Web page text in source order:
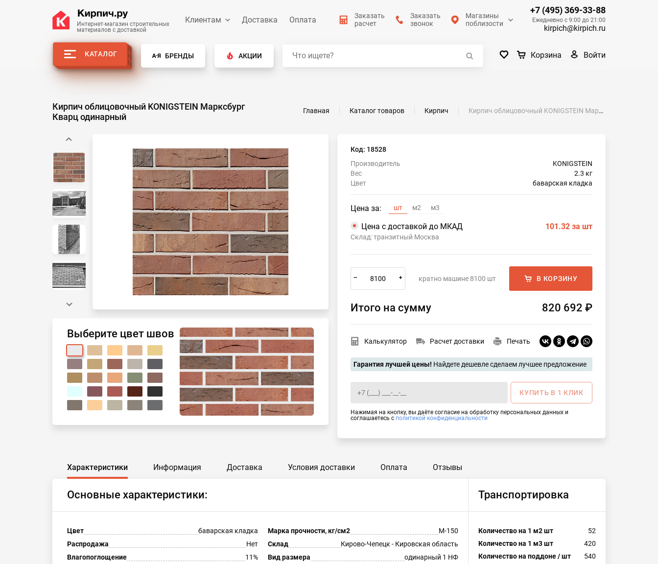
Интернет-магазин строительных
материалов с доставкой
Клиентам Доставка Оплата
Заказать
расчет
Заказать
звонок
Магазины
поблизости
+7 (495) 369-33-88
Ежедневно с 9:00 до 21:00
kirpich@kirpich.ru
КАТАЛОГ БРЕНДЫ АКЦИИ Корзина Войти
Кирпич облицовочный KONIGSTEIN Марксбург
Кварц одинарный
Главная Каталог товаров Кирпич Кирпич облицовочный KONIGSTEIN Марксбург Кварц одинарный
Выберите цвет швов
Код: 18528
Производитель
KONIGSTEIN
Вес
2.3 кг
Цвет
баварская кладка
Цена за: шт м2 м3
Цена с доставкой до МКАД 101.32 за шт
Склад: транзитный Москва
– + кратно машине 8100 шт В КОРЗИНУ
Итого на сумму 820 692 ₽
Калькулятор Расчет доставки Печать
Гарантия лучшей цены! Найдете дешевле сделаем лучшее предложение
КУПИТЬ В 1 КЛИК
Нажимая на кнопку, вы даёте согласие на обработку персональных данных и
соглашаетесь с политикой конфиденциальности
Характеристики Информация Доставка Условия доставки Оплата Отзывы
Основные характеристики:
Цвет баварская кладка Марка прочности, кг/см2
М-150
Распродажа
Нет Склад
Кирово-Чепецк - Кировская область
Влагопоглощение
11% Вид размера
одинарный 1 НФ
Транспортировка
Количество на 1 м2 шт
52
Количество на 1 м3 шт
420
Количество на поддоне / шт
540